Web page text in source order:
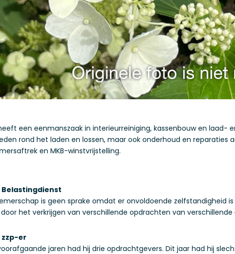
een eenmanszaak in interieurreiniging, kassenbouw en
rond het laden en lossen, maar ook onderhoud en
en MKB-winstvrijstelling.
is geen sprake omdat er onvoldoende
het verkrijgen van verschillende opdrachten van verschillende
er
jaren had hij drie opdrachtgevers. Dit jaar had hij